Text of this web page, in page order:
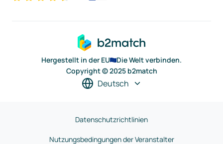
Hergestellt in der EU
Die Welt verbinden.
Copyright © 2025 b2match
Deutsch
Datenschutzrichtlinien
Nutzungsbedingungen der Veranstalter